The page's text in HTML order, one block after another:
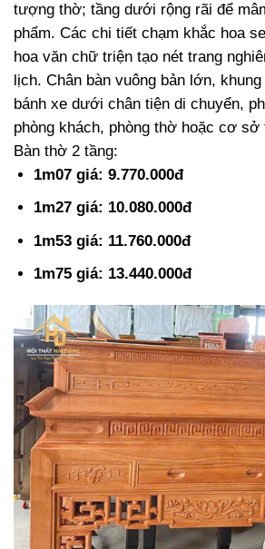
tượng thờ; tầng dưới rộng rãi để
phẩm. Các chi tiết chạm khắc hoa
hoa văn chữ triện tạo nét trang
lịch. Chân bàn vuông bản lớn,
bánh xe dưới chân tiện di chuyển,
phòng khách, phòng thờ hoặc cơ
Bàn thờ 2 tầng:
1m07 giá: 9.770.000đ
1m27 giá: 10.080.000đ
1m53 giá: 11.760.000đ
1m75 giá: 13.440.000đ